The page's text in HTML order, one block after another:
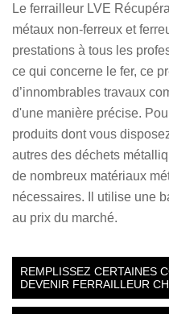
Le ferrailleur LVE
métaux non-ferreux et
prestations à tous les
ce qui concerne le fer, ce
d’innombrables travaux
d'une manière précise.
produits dont vous
autres des déchets
de nombreux matériaux
nécessaires. Il utilise une
au prix du marché.
REMPLISSEZ CERTAINES
DEVENIR FERRAILLEUR